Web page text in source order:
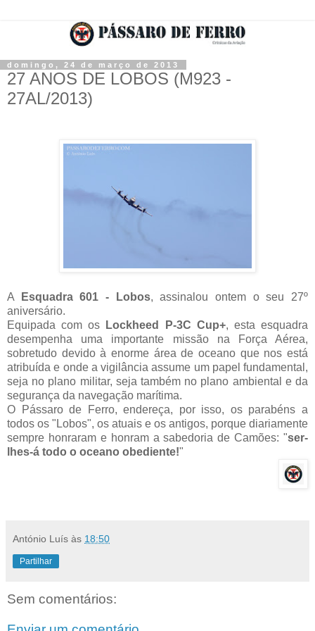
domingo, 24 de março de 2013
27 ANOS DE LOBOS (M923 -
27AL/2013)
A Esquadra 601 - Lobos, assinalou ontem o seu 27º
aniversário.
Equipada com os
Lockheed P-3C Cup+, esta esquadra
desempenha uma importante missão na Força Aérea,
sobretudo devido à enorme área de oceano que nos está
atribuída e onde a vigilância assume um papel fundamental,
seja no plano militar, seja também no plano ambiental e da
segurança da navegação marítima.
O Pássaro de Ferro, endereça, por isso, os parabéns a
todos os "Lobos", os atuais e os antigos, porque diariamente
sempre honraram e honram a sabedoria de Camões: "ser-
lhes-á todo o oceano obediente!"
António Luís às 18:50
Partilhar
Sem comentários: